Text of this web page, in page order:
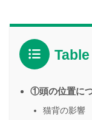
①頭の位置に
猫背の影響